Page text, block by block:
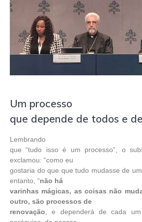
Um processo
que depende de todos e
Lembrando
que “tudo isso é um processo”, o
exclamou: “como eu
gostaria do que que tudo mudasse de
entanto, “não há
varinhas mágicas, as coisas não
outro, são processos de
renovação, e dependerá de cada